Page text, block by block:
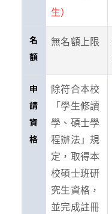
生）
名
額
無名額上限
申
請
資
格
除符合本校
「學生修讀
學、碩士學
程辦法」規
定，取得本
校碩士班研
究生資格，
並完成註冊